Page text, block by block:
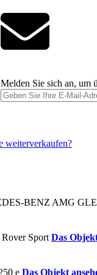
Melden Sie sich an, um
Das
Das Objekt